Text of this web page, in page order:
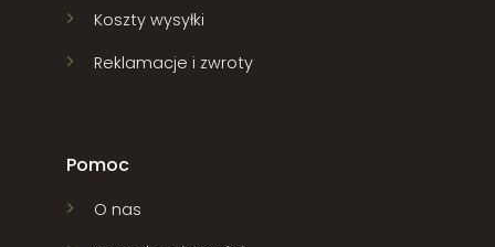
Koszty wysyłki
Reklamacje i zwroty
Pomoc
O nas